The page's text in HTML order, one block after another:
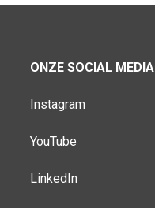
ONZE SOCIAL MEDIA
Instagram
YouTube
LinkedIn